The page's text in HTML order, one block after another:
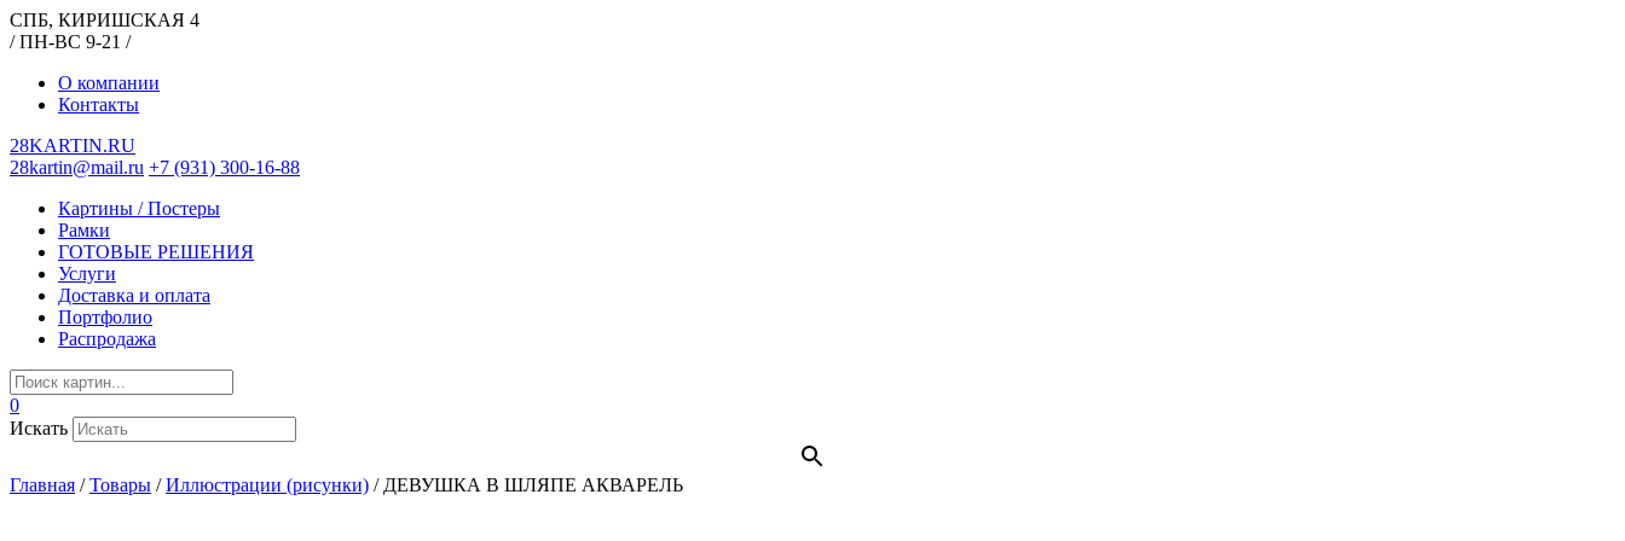
СПБ, КИРИШСКАЯ 4
/ ПН-ВС 9-21 /
О компании
Контакты
28KARTIN.RU
28kartin@mail.ru +7 (931) 300-16-88
Картины / Постеры
Рамки
ГОТОВЫЕ РЕШЕНИЯ
Услуги
Доставка и оплата
Портфолио
Распродажа
0
Искать
Главная /Товары /Иллюстрации (рисунки) / ДЕВУШКА В ШЛЯПЕ АКВАРЕЛЬ